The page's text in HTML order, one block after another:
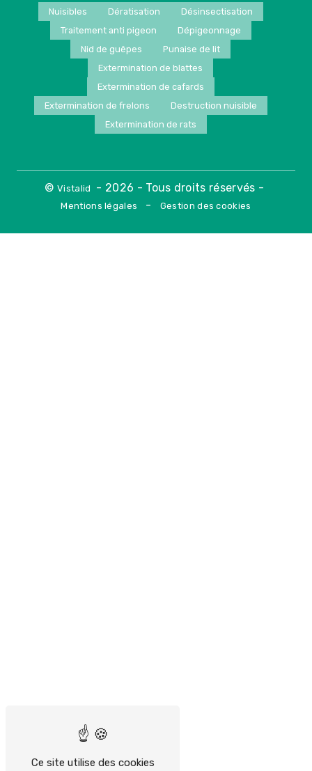
Nuisibles Dératisation
Désinsectisation
Traitement anti pigeon
Dépigeonnage
Nid de guêpes
Punaise de lit
Extermination de blattes
Extermination de cafards
Extermination de frelons
Destruction nuisible
Extermination de rats
©Vistalid - 2026 - Tous droits réservés -
Mentions légales - Gestion des cookies
Ce site utilise des cookies